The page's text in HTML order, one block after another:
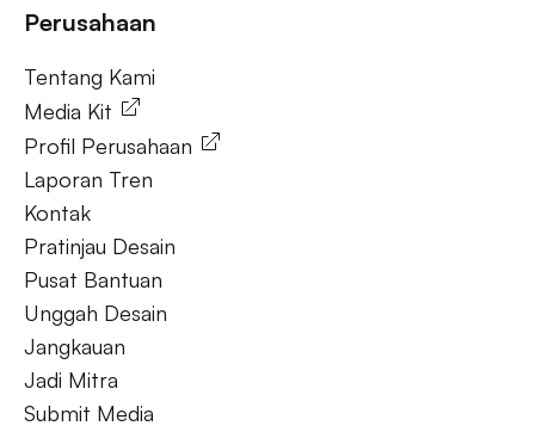
Tentang Kami
Perusahaan
Tentang Kami
Media Kit
Profil Perusahaan
Laporan Tren
Kontak
Pratinjau Desain
Pusat Bantuan
Unggah Desain
Jangkauan
Jadi Mitra
Submit Media